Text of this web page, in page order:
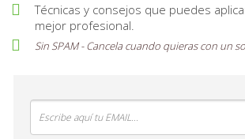
Técnicas y consejos que puedes
mejor profesional.
Sin SPAM - Cancela cuando quieras con un